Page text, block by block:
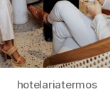
hotelariatermos